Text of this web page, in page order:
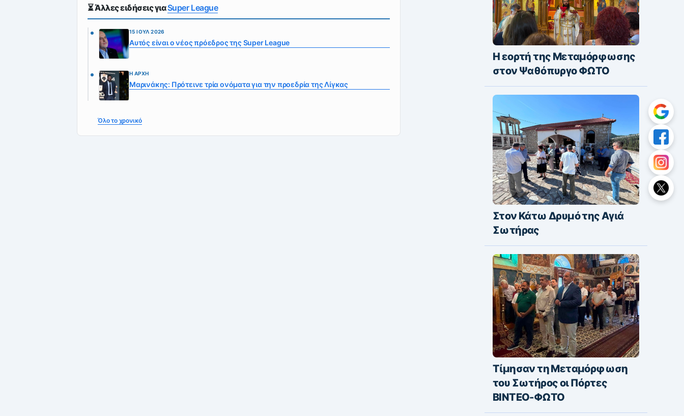
⏳ Άλλες ειδήσεις γιαSuper League
15 ΙΟΎΛ 2026
Αυτός είναι ο νέος πρόεδρος της Super League
Η ΑΡΧΉ
Μαρινάκης: Πρότεινε τρία ονόματα για την προεδρία της Λίγκας
Όλο το χρονικό
Η εορτή της Μεταμόρφωσης
στον Ψαθόπυργο ΦΩΤΟ
Στον Κάτω Δρυμό της Αγιά
Σωτήρας
Τίμησαν τη Μεταμόρφωση
του Σωτήρος οι Πόρτες
ΒΙΝΤΕΟ-ΦΩΤΟ